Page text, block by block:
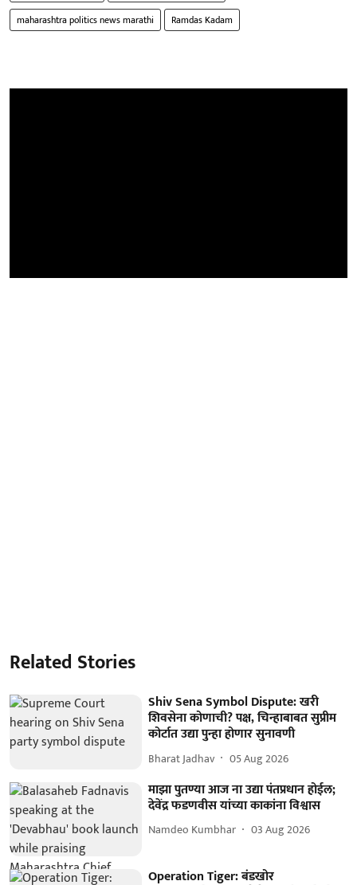
maharashtra politics news marathi
Ramdas Kadam
Related Stories
Shiv Sena Symbol Dispute: खरी
शिवसेना कोणाची? पक्ष, चिन्हाबाबत सुप्रीम
कोर्टात उद्या पुन्हा होणार सुनावणी
Bharat Jadhav 05 Aug 2026
माझा पुतण्या आज ना उद्या पंतप्रधान होईल;
देवेंद्र फडणवीस यांच्या काकांना विश्वास
Namdeo Kumbhar 03 Aug 2026
Operation Tiger: बंडखोर